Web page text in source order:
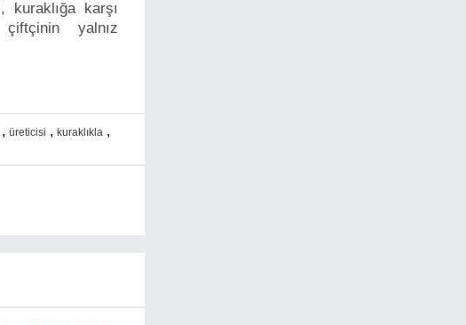
kuraklığa karşı
yalnız
, üreticisi , kuraklıkla ,